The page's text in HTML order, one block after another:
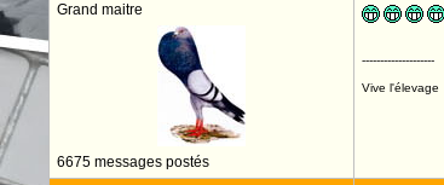
Grand maitre
6675 messages postés
--------------------
Vive l'élevage